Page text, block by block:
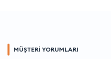
MÜŞTERİ YORUMLARI